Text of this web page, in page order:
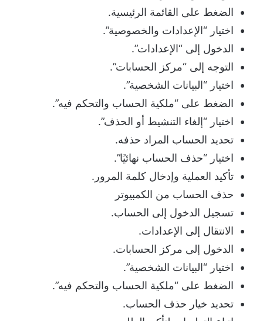
الضغط على القائمة الرئيسية.
اختيار “الإعدادات والخصوصية”.
الدخول إلى “الإعدادات”.
التوجه إلى “مركز الحسابات”.
اختيار “البيانات الشخصية”.
الضغط على “ملكية الحساب والتحكم فيه”.
اختيار “إلغاء التنشيط أو الحذف”.
تحديد الحساب المراد حذفه.
اختيار “حذف الحساب نهائيًا”.
تأكيد العملية وإدخال كلمة المرور.
حذف الحساب من الكمبيوتر
تسجيل الدخول إلى الحساب.
الانتقال إلى الإعدادات.
الدخول إلى مركز الحسابات.
اختيار “البيانات الشخصية”.
الضغط على “ملكية الحساب والتحكم فيه”.
تحديد خيار حذف الحساب.